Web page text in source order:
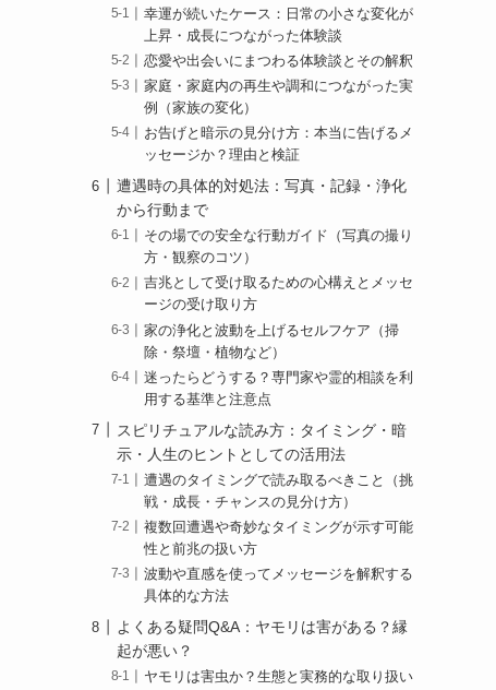
幸運が続いたケース：日常の小さな変化が
上昇・成長につながった体験談
恋愛や出会いにまつわる体験談とその解釈
家庭・家庭内の再生や調和につながった実
例（家族の変化）
お告げと暗示の見分け方：本当に告げるメ
ッセージか？理由と検証
遭遇時の具体的対処法：写真・記録・浄化
から行動まで
その場での安全な行動ガイド（写真の撮り
方・観察のコツ）
吉兆として受け取るための心構えとメッセ
ージの受け取り方
家の浄化と波動を上げるセルフケア（掃
除・祭壇・植物など）
迷ったらどうする？専門家や霊的相談を利
用する基準と注意点
スピリチュアルな読み方：タイミング・暗
示・人生のヒントとしての活用法
遭遇のタイミングで読み取るべきこと（挑
戦・成長・チャンスの見分け方）
複数回遭遇や奇妙なタイミングが示す可能
性と前兆の扱い方
波動や直感を使ってメッセージを解釈する
具体的な方法
よくある疑問Q&A：ヤモリは害がある？縁
起が悪い？
ヤモリは害虫か？生態と実務的な取り扱い